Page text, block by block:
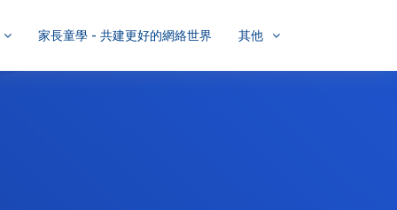
家長童學 - 共建更好的網絡世界 其他